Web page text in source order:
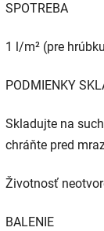
SPOTREBA
1 l/m² (pre
PODMIENKY
Skladujte na
chráňte pred
Životnosť
BALENIE